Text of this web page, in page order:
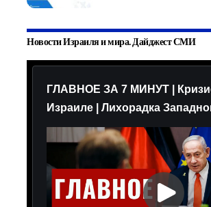
Новости Израиля и мира. Дайджест СМИ